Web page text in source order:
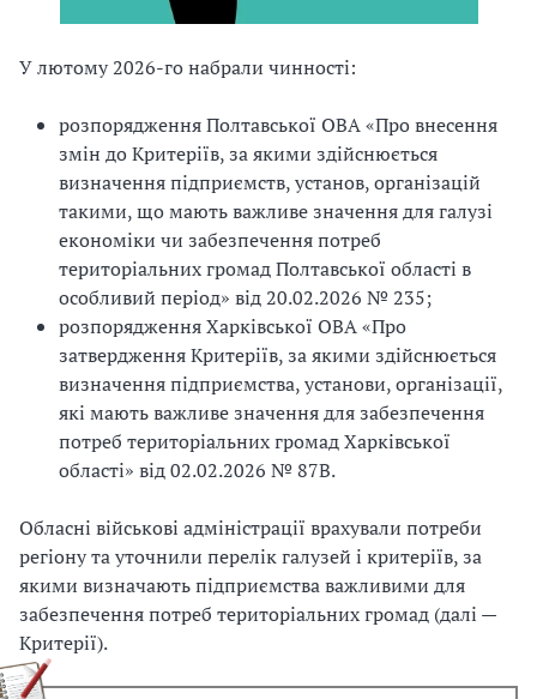
У лютому 2026-го набрали чинності:
розпорядження Полтавської ОВА «Про внесення
змін до Критеріїв, за якими здійснюється
визначення підприємств, установ, організацій
такими, що мають важливе значення для галузі
економіки чи забезпечення потреб
територіальних громад Полтавської області в
особливий період» від 20.02.2026 № 235;
розпорядження Харківської ОВА «Про
затвердження Критеріїв, за якими здійснюється
визначення підприємства, установи, організації,
які мають важливе значення для забезпечення
потреб територіальних громад Харківської
області» від 02.02.2026 № 87В.
Обласні військові адміністрації врахували потреби
регіону та уточнили перелік галузей і критеріїв, за
якими визначають підприємства важливими для
забезпечення потреб територіальних громад (далі —
Критерії).